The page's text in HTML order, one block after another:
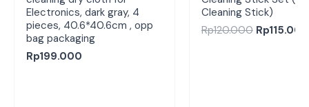
Electronics, dark gray, 4
pieces, 40.6*40.6cm , opp
bag packaging
Rp199.000
Cleaning Stick)
Rp120.000 Rp115.000